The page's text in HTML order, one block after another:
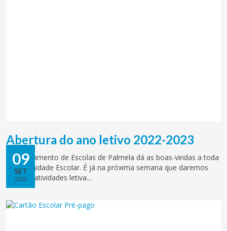
09
SET
2022
Abertura do ano letivo 2022-2023
O Agrupamento de Escolas de Palmela dá as boas-vindas a toda
a Comunidade Escolar. É já na próxima semana que daremos
início às atividades letiva...